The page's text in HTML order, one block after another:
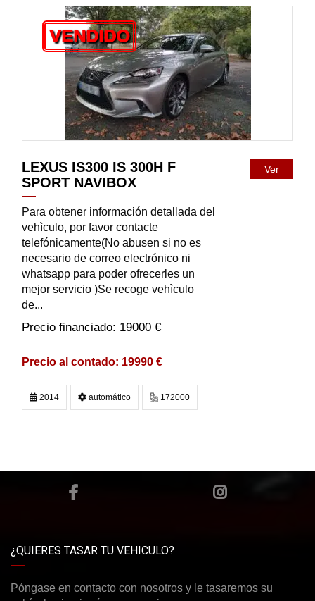
VENDIDO
LEXUS IS300 IS 300H F
SPORT NAVIBOX
Para obtener información detallada del
vehìculo, por favor contacte
telefónicamente(No abusen si no es
necesario de correo electrónico ni
whatsapp para poder ofrecerles un
mejor servicio )Se recoge vehìculo
de...
19000 €
19990 €
Ver
2014 automático 172000
¿QUIERES TASAR TU VEHICULO?
Póngase en contacto con nosotros y le tasaremos su